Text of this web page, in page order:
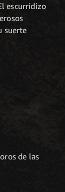
escurridizo
suerte
de las